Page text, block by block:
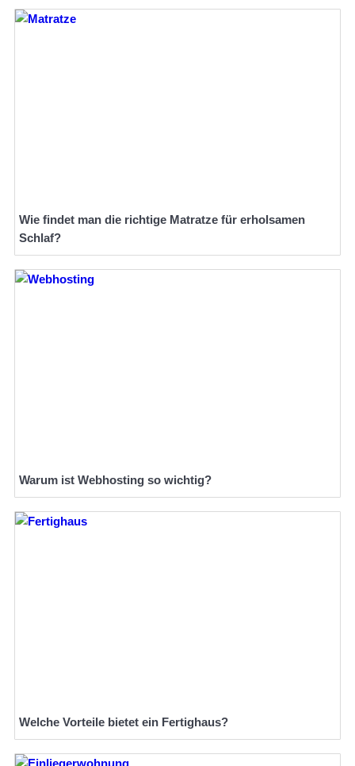
Wie findet man die richtige Matratze für erholsamen
Schlaf?
Warum ist Webhosting so wichtig?
Welche Vorteile bietet ein Fertighaus?